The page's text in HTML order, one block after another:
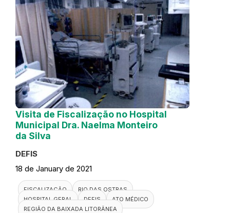
Visita de Fiscalização no Hospital
Municipal Dra. Naelma Monteiro
da Silva
DEFIS
18 de January de 2021
FISCALIZAÇÃO
RIO DAS OSTRAS
HOSPITAL GERAL
DEFIS
ATO MÉDICO
REGIÃO DA BAIXADA LITORÂNEA